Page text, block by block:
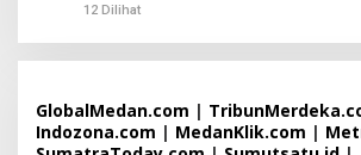
12 Dilihat
GlobalMedan.com |
Indozona.com | MedanKlik.com |